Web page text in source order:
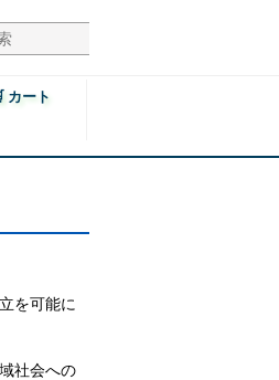
カート
を可能に
社会への